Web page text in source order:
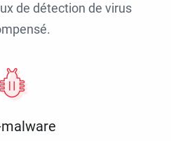
de détection de virus